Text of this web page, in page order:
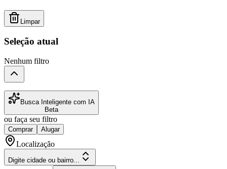
Limpar
Seleção atual
Nenhum filtro
Busca Inteligente com IA
Beta
ou faça seu filtro
Comprar Alugar
Localização
Digite cidade ou bairro...